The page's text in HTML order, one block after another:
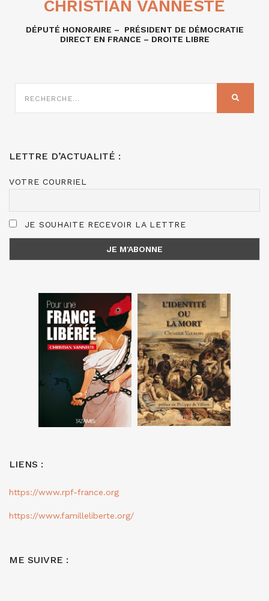
CHRISTIAN VANNESTE
DÉPUTÉ HONORAIRE – PRÉSIDENT DE DÉMOCRATIE
DIRECT EN FRANCE – DROITE LIBRE
SUR
LETTRE D’ACTUALITÉ :
VOTRE COURRIEL
JE SOUHAITE RECEVOIR LA LETTRE
LIENS :
https://www.rpf-france.org
https://www.familleliberte.org/
ME SUIVRE :